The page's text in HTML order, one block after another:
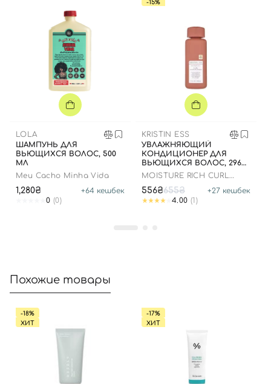
LOLA
ШАМПУНЬ ДЛЯ
ВЬЮЩИХСЯ ВОЛОС, 500
МЛ
Meu Cacho Minha Vida
1,280₴ +64 кешбек
0 (0)
-15%
KRISTIN ESS
УВЛАЖНЯЮЩИЙ
КОНДИЦИОНЕР ДЛЯ
ВЬЮЩИХСЯ ВОЛОС, 296
МЛ
MOISTURE RICH CURL
556₴655₴ +27 кешбек
4.00 (1)
Похожие товары
-18%
ХИТ
-17%
ХИТ
Вход Регистрация
Номер телефона
Войти с помощью e-mail